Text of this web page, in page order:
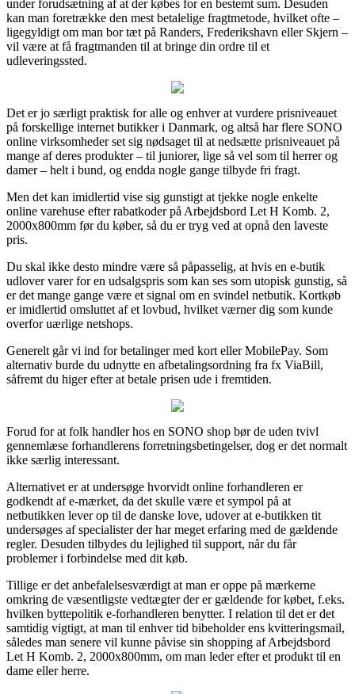
under forudsætning af at der købes for en bestemt sum. Desuden
kan man foretrække den mest betalelige fragtmetode, hvilket ofte –
ligegyldigt om man bor tæt på Randers, Frederikshavn eller Skjern –
vil være at få fragtmanden til at bringe din ordre til et
udleveringssted.
Det er jo særligt praktisk for alle og enhver at vurdere prisniveauet
på forskellige internet butikker i Danmark, og altså har flere SONO
online virksomheder set sig nødsaget til at nedsætte prisniveauet på
mange af deres produkter – til juniorer, lige så vel som til herrer og
damer – helt i bund, og endda nogle gange tilbyde fri fragt.
Men det kan imidlertid vise sig gunstigt at tjekke nogle enkelte
online varehuse efter rabatkoder på Arbejdsbord Let H Komb. 2,
2000x800mm før du køber, så du er tryg ved at opnå den laveste
pris.
Du skal ikke desto mindre være så påpasselig, at hvis en e-butik
udlover varer for en udsalgspris som kan ses som utopisk gunstig, så
er det mange gange være et signal om en svindel netbutik. Kortkøb
er imidlertid omsluttet af et lovbud, hvilket værner dig som kunde
overfor uærlige netshops.
Generelt går vi ind for betalinger med kort eller MobilePay. Som
alternativ burde du udnytte en afbetalingsordning fra fx ViaBill,
såfremt du higer efter at betale prisen ude i fremtiden.
Forud for at folk handler hos en SONO shop bør de uden tvivl
gennemlæse forhandlerens forretningsbetingelser, dog er det normalt
ikke særlig interessant.
Alternativet er at undersøge hvorvidt online forhandleren er
godkendt af e-mærket, da det skulle være et sympol på at
netbutikken lever op til de danske love, udover at e-butikken tit
undersøges af specialister der har meget erfaring med de gældende
regler. Desuden tilbydes du lejlighed til support, når du får
problemer i forbindelse med dit køb.
Tillige er det anbefalelsesværdigt at man er oppe på mærkerne
omkring de væsentligste vedtægter der er gældende for købet, f.eks.
hvilken byttepolitik e-forhandleren benytter. I relation til det er det
samtidig vigtigt, at man til enhver tid bibeholder ens kvitteringsmail,
således man senere vil kunne påvise sin shopping af Arbejdsbord
Let H Komb. 2, 2000x800mm, om man leder efter et produkt til en
dame eller herre.